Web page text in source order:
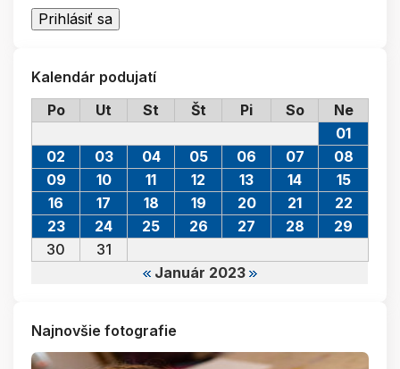
Kalendár podujatí
Po
Ut St Št Pi So Ne
Január 2023
01
02
03 04 05 06 07
08
09
10 11 12 13 14
15
16
17 18 19 20 21
22
23
24 25 26 27 28
29
30
31
Najnovšie fotografie